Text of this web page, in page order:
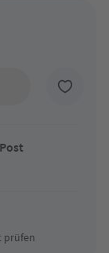
prüfen